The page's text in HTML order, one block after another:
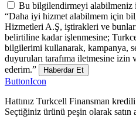
Bu bilgilendirmeyi alabilmeniz
“Daha iyi hizmet alabilmem için
Hizmetleri A.Ş, iştirakleri ve
belirtiline kadar işlenmesine;
bilgilerimi kullanarak, kampanya,
duyuruları tarafıma iletmesine
ederim.”
Haberdar Et
ButtonIcon
Hattınız Turkcell Finansman
Seçtiğiniz ürünü peşin olarak satın